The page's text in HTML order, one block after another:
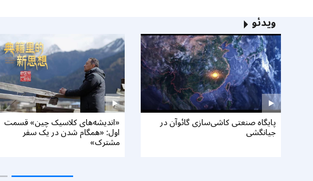
ویدئو
پایگاه صنعتی کاشی‌سازی گائوآن در
جیانگشی
«اندیشه‌های کلاسیک چین» قسمت
اول: «همگام شدن در یک سفر
مشترک»